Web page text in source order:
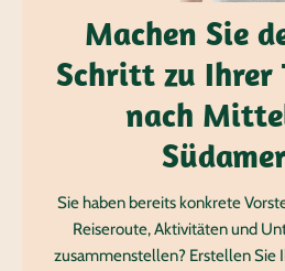
Machen Sie
Schritt zu Ihrer
nach
Sie haben bereits konkrete
Reiseroute, Aktivitäten und
zusammenstellen? Erstellen Sie